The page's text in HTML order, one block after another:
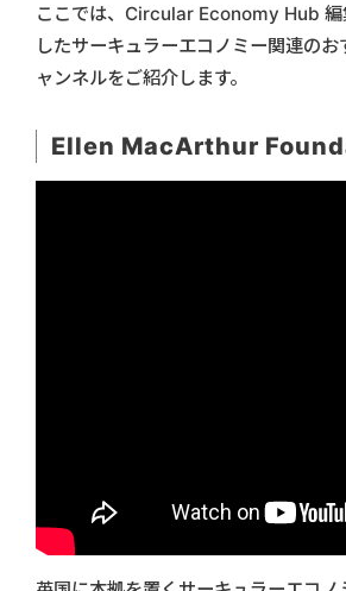
ここでは、Circular Economy Hub 編
したサーキュラーエコノミー関連の
ャンネルをご紹介します。
Ellen MacArthur